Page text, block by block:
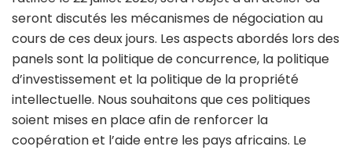
seront discutés les mécanismes de négociation au
cours de ces deux jours. Les aspects abordés lors des
panels sont la politique de concurrence, la politique
d’investissement et la politique de la propriété
intellectuelle. Nous souhaitons que ces politiques
soient mises en place afin de renforcer la
coopération et l’aide entre les pays africains. Le